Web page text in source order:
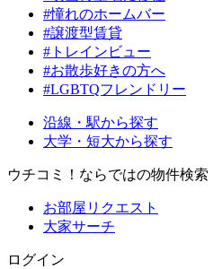
#憧れのホームバー
#譲渡型賃貸
#トレインビュー
#お散歩好きの方へ
#LGBTQフレンドリー
沿線・駅から探す
大学・短大から探す
ウチコミ！ならではの物件検索
お部屋リクエスト
大家サーチ
ログイン